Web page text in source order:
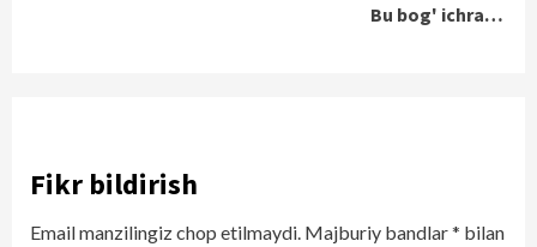
Bu bog' ichra…
Fikr bildirish
Email manzilingiz chop etilmaydi. Majburiy bandlar* bilan